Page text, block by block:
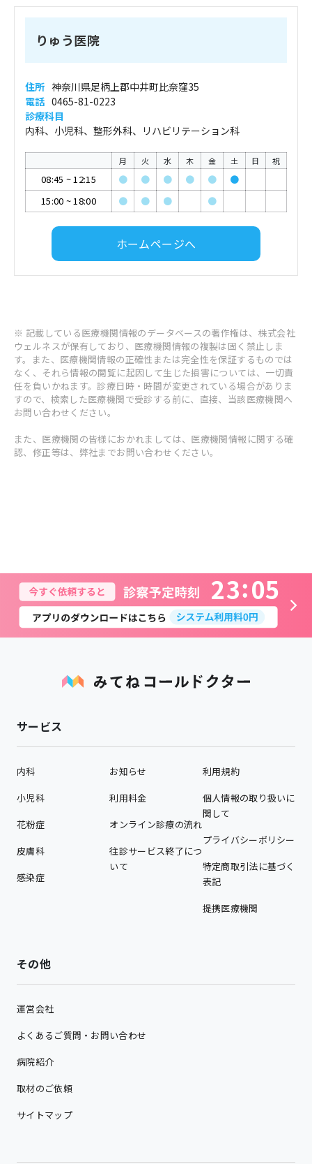
りゅう医院
住所 神奈川県足柄上郡中井町比奈窪35
電話 0465-81-0223
診療科目
内科、小児科、整形外科、リハビリテーション科
月 火 水 木 金 土 日 祝
08:45 ~12:15 ● ● ● ● ●
●
15:00 ~18:00 ● ● ● ●
ホームページへ
※ 記載している医療機関情報のデータベースの著作権は、株式会社
ウェルネスが保有しており、医療機関情報の複製は固く禁止しま
す。また、医療機関情報の正確性または完全性を保証するものでは
なく、それら情報の閲覧に起因して生じた損害については、一切責
任を負いかねます。診療日時・時間が変更されている場合がありま
すので、検索した医療機関で受診する前に、直接、当該医療機関へ
お問い合わせください。
また、医療機関の皆様におかれましては、医療機関情報に関する確
認、修正等は、弊社までお問い合わせください。
23 05
サービス
内科
小児科
花粉症
皮膚科
感染症
お知らせ
利用料金
オンライン診療の流れ
往診サービス終了につ
いて
利用規約
個人情報の取り扱いに
関して
プライバシーポリシー
特定商取引法に基づく
表記
提携医療機関
その他
運営会社
よくあるご質問・お問い合わせ
病院紹介
取材のご依頼
サイトマップ